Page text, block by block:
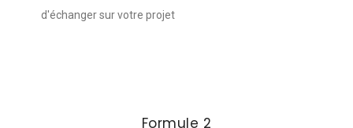
d'échanger sur votre projet
Formule 2